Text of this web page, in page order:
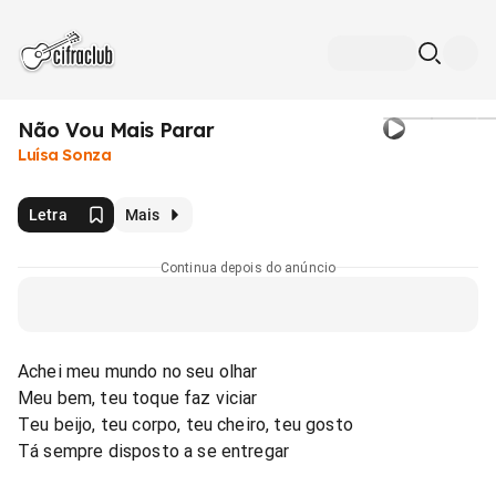
Não Vou Mais Parar
Luísa Sonza
Letra Mais
Continua depois do anúncio
Achei meu mundo no seu olhar
Meu bem, teu toque faz viciar
Teu beijo, teu corpo, teu cheiro, teu gosto
Tá sempre disposto a se entregar